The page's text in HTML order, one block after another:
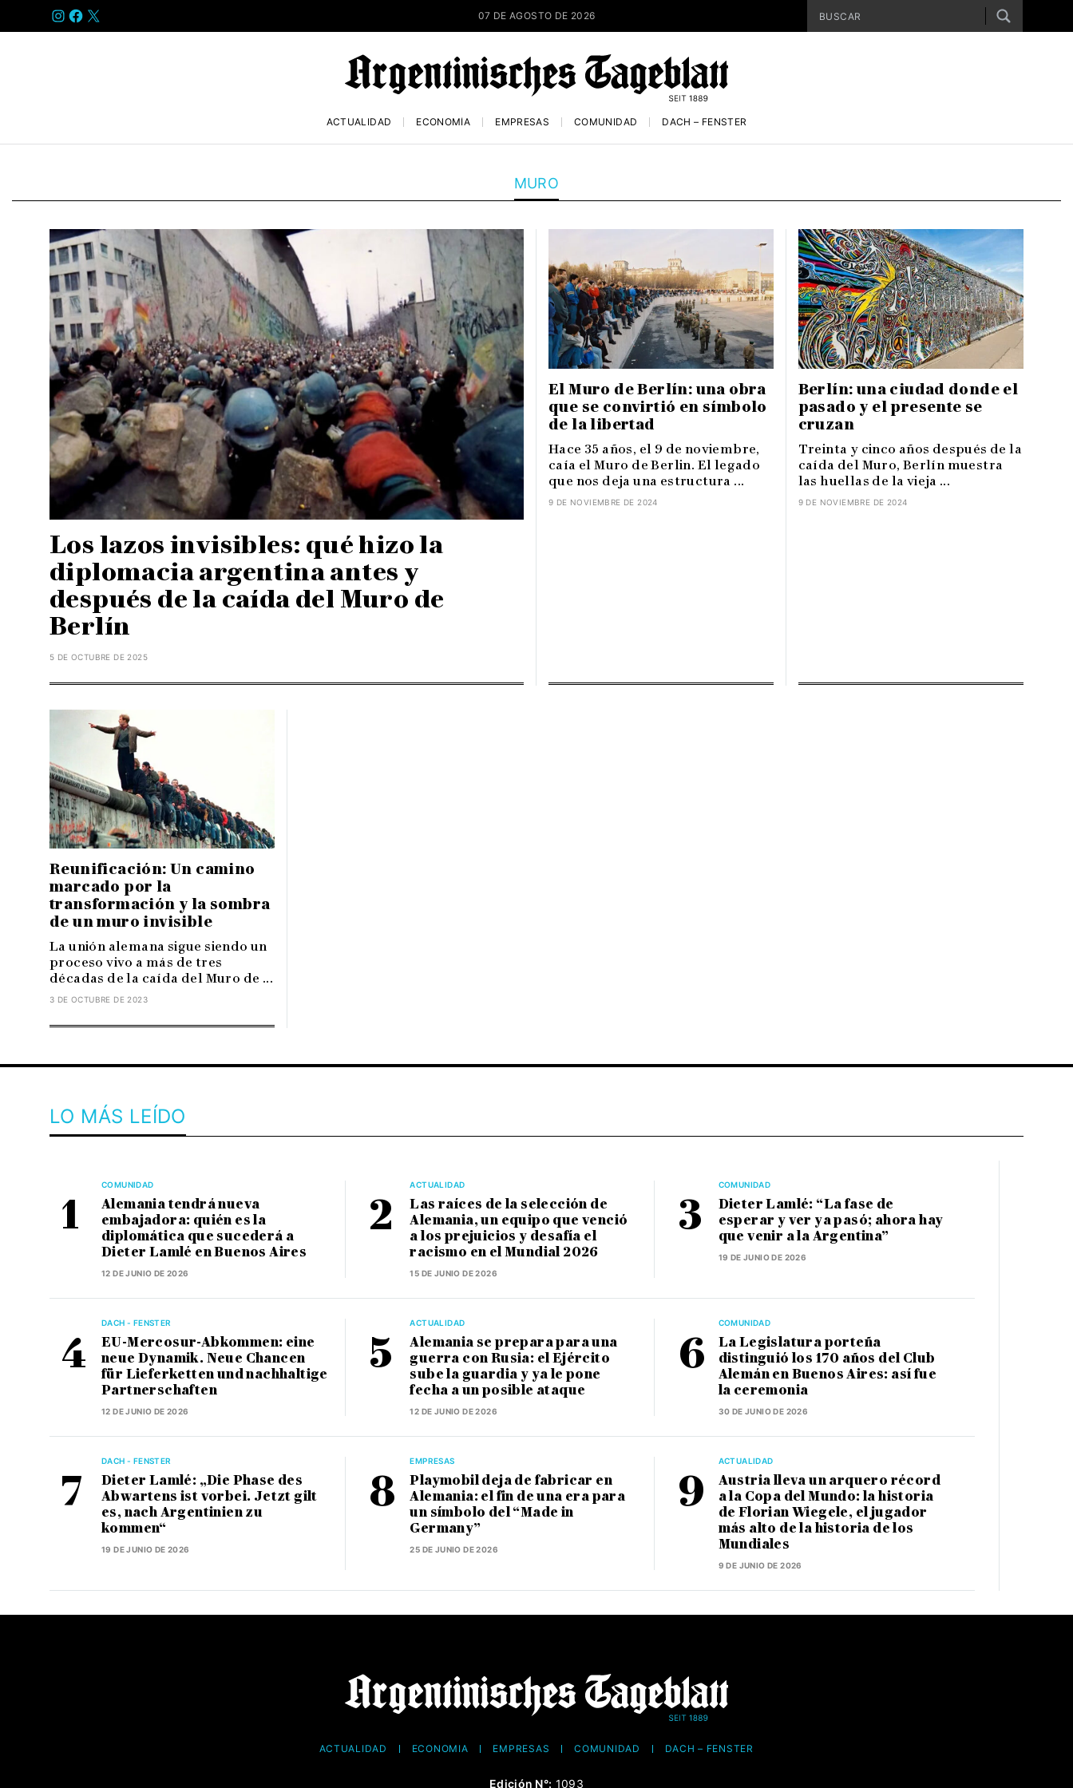
INSTAGRAM
FACEBOOK
X 07 DE AGOSTO DE 2026
ACTUALIDAD ECONOMÍA EMPRESAS COMUNIDAD DACH – FENSTER
MURO
Los lazos invisibles: qué hizo la
diplomacia argentina antes y
después de la caída del Muro de
Berlín
5 DE OCTUBRE DE 2025
El Muro de Berlín: una obra
que se convirtió en símbolo
de la libertad
Hace 35 años, el 9 de noviembre,
caía el Muro de Berlin. El legado
que nos deja una estructura ...
9 DE NOVIEMBRE DE 2024
Berlín: una ciudad donde el
pasado y el presente se
cruzan
Treinta y cinco años después de la
caída del Muro, Berlín muestra
las huellas de la vieja ...
9 DE NOVIEMBRE DE 2024
Reunificación: Un camino
marcado por la
transformación y la sombra
de un muro invisible
La unión alemana sigue siendo un
proceso vivo a más de tres
décadas de la caída del Muro de ...
3 DE OCTUBRE DE 2023
LO MÁS LEÍDO
COMUNIDAD
Alemania tendrá nueva
embajadora: quién es la
diplomática que sucederá a
Dieter Lamlé en Buenos Aires
12 DE JUNIO DE 2026
ACTUALIDAD
Las raíces de la selección de
Alemania, un equipo que venció
a los prejuicios y desafía el
racismo en el Mundial 2026
15 DE JUNIO DE 2026
COMUNIDAD
Dieter Lamlé: “La fase de
esperar y ver ya pasó; ahora hay
que venir a la Argentina”
19 DE JUNIO DE 2026
DACH - FENSTER
EU-Mercosur-Abkommen: eine
neue Dynamik. Neue Chancen
für Lieferketten und nachhaltige
Partnerschaften
12 DE JUNIO DE 2026
ACTUALIDAD
Alemania se prepara para una
guerra con Rusia: el Ejército
sube la guardia y ya le pone
fecha a un posible ataque
12 DE JUNIO DE 2026
COMUNIDAD
La Legislatura porteña
distinguió los 170 años del Club
Alemán en Buenos Aires: así fue
la ceremonia
30 DE JUNIO DE 2026
DACH - FENSTER
Dieter Lamlé: „Die Phase des
Abwartens ist vorbei. Jetzt gilt
es, nach Argentinien zu
kommen“
19 DE JUNIO DE 2026
EMPRESAS
Playmobil deja de fabricar en
Alemania: el fin de una era para
un símbolo del “Made in
Germany”
25 DE JUNIO DE 2026
ACTUALIDAD
Austria lleva un arquero récord
a la Copa del Mundo: la historia
de Florian Wiegele, el jugador
más alto de la historia de los
Mundiales
9 DE JUNIO DE 2026
ACTUALIDAD ECONOMÍA EMPRESAS COMUNIDAD DACH – FENSTER
Edición N°: 1093